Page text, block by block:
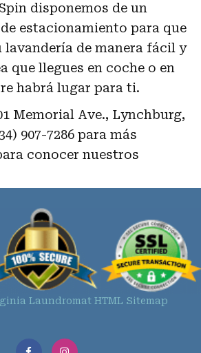
disponemos de un
estacionamiento para que
lavandería de manera fácil y
que llegues en coche o en
habrá lugar para ti.
Memorial Ave., Lynchburg,
907-7286 para más
conocer nuestros
Laundromat HTML Sitemap